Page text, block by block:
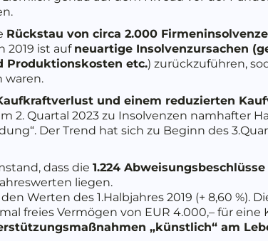
Rückstau von circa 2.000
2019 ist auf neuartige Insolvenzursachen
Produktionskosten etc.) zurückzuführen,
waren.
und einem reduzierten
2. Quartal 2023 zu Insolvenzen namhafter
Der Trend hat sich zu Beginn des
dass die 1.224 Abweisungsbeschlüsse
liegen.
Werten des 1.Halbjahres 2019 (+ 8,60 %).
freies Vermögen von EUR 4.000,– für
„künstlich“ am